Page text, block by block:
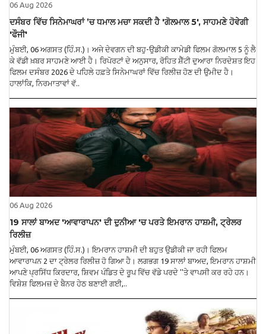
06 Aug 2026
ਦਸੰਬਰ ਵਿੱਚ ਸਿਨੇਮਾਘਰਾਂ ’ਚ ਧਮਾਲ ਮਚਾ ਸਕਦੀ ਹੈ 'ਗੋਲਮਾਲ 5', ਸਾਹਮਣੇ ਹੋਵੇਗੀ
'ਫੌਜੀ'
ਮੁੰਬਈ, 06 ਅਗਸਤ (ਹਿੰ.ਸ.)। ਅਜੇ ਦੇਵਗਨ ਦੀ ਬਹੁ-ਉਡੀਕੀ ਕਾਮੇਡੀ ਫਿਲਮ ਗੋਲਮਾਲ 5 ਨੂੰ ਲੈ
ਕੇ ਵੱਡੀ ਖ਼ਬਰ ਸਾਹਮਣੇ ਆਈ ਹੈ। ਰਿਪੋਰਟਾਂ ਦੇ ਅਨੁਸਾਰ, ਰੋਹਿਤ ਸ਼ੈੱਟੀ ਦੁਆਰਾ ਨਿਰਦੇਸ਼ਤ ਇਹ
ਫਿਲਮ ਦਸੰਬਰ 2026 ਦੇ ਪਹਿਲੇ ਹਫ਼ਤੇ ਸਿਨੇਮਾਘਰਾਂ ਵਿੱਚ ਰਿਲੀਜ਼ ਹੋਣ ਦੀ ਉਮੀਦ ਹੈ।
ਹਾਲਾਂਕਿ, ਨਿਰਮਾਤਾਵਾਂ ਵੱ..
06 Aug 2026
19 ਸਾਲਾਂ ਬਾਅਦ 'ਆਵਾਰਾਪਨ' ਦੀ ਦੁਨੀਆ 'ਚ ਪਰਤੇ ਇਮਰਾਨ ਹਾਸ਼ਮੀ, ਟ੍ਰੇਲਰ
ਰਿਲੀਜ਼
ਮੁੰਬਈ, 06 ਅਗਸਤ (ਹਿੰ.ਸ.)। ਇਮਰਾਨ ਹਾਸ਼ਮੀ ਦੀ ਬਹੁਤ ਉਡੀਕੀ ਜਾ ਰਹੀ ਫਿਲਮ
ਆਵਾਰਾਪਨ 2 ਦਾ ਟ੍ਰੇਲਰ ਰਿਲੀਜ਼ ਹੋ ਗਿਆ ਹੈ। ਲਗਭਗ 19 ਸਾਲਾਂ ਬਾਅਦ, ਇਮਰਾਨ ਹਾਸ਼ਮੀ
ਆਪਣੇ ਪ੍ਰਸਿੱਧ ਕਿਰਦਾਰ, ਸ਼ਿਵਮ ਪੰਡਿਤ ਦੇ ਰੂਪ ਵਿੱਚ ਵੱਡੇ ਪਰਦੇ ''ਤੇ ਵਾਪਸੀ ਕਰ ਰਹੇ ਹਨ।
ਵਿਸ਼ੇਸ਼ ਫਿਲਮਜ਼ ਦੇ ਬੈਨਰ ਹੇਠ ਬਣਾਈ ਗਈ,..